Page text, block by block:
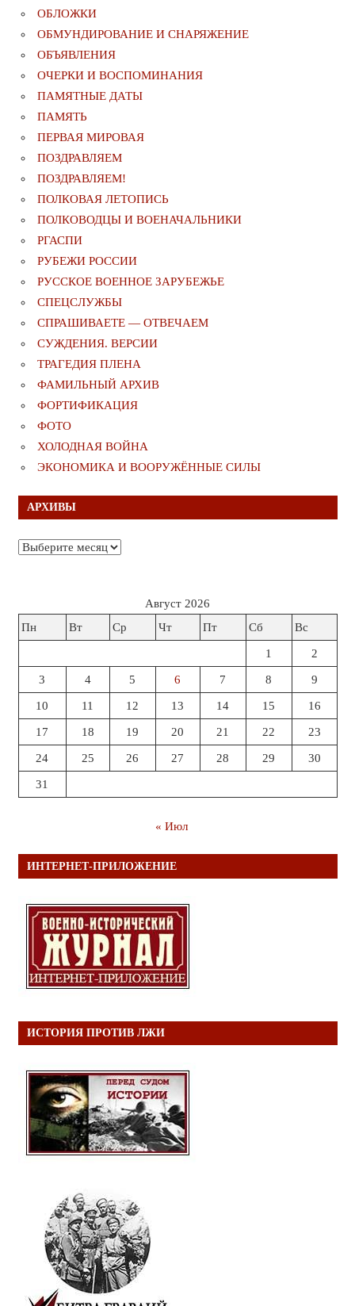
ОБЛОЖКИ
ОБМУНДИРОВАНИЕ И СНАРЯЖЕНИЕ
ОБЪЯВЛЕНИЯ
ОЧЕРКИ И ВОСПОМИНАНИЯ
ПАМЯТНЫЕ ДАТЫ
ПАМЯТЬ
ПЕРВАЯ МИРОВАЯ
ПОЗДРАВЛЯЕМ
ПОЗДРАВЛЯЕМ!
ПОЛКОВАЯ ЛЕТОПИСЬ
ПОЛКОВОДЦЫ И ВОЕНАЧАЛЬНИКИ
РГАСПИ
РУБЕЖИ РОССИИ
РУССКОЕ ВОЕННОЕ ЗАРУБЕЖЬЕ
СПЕЦСЛУЖБЫ
СПРАШИВАЕТЕ — ОТВЕЧАЕМ
СУЖДЕНИЯ. ВЕРСИИ
ТРАГЕДИЯ ПЛЕНА
ФАМИЛЬНЫЙ АРХИВ
ФОРТИФИКАЦИЯ
ФОТО
ХОЛОДНАЯ ВОЙНА
ЭКОНОМИКА И ВООРУЖЁННЫЕ СИЛЫ
АРХИВЫ
Архивы
Август 2026
Пн
Вт Ср Чт Пт Сб Вс
1 2
3 4 5 6 7 8 9
10 11 12 13 14 15 16
17 18 19 20 21 22 23
24 25 26 27 28 29 30
31
« Июл
ИНТЕРНЕТ-ПРИЛОЖЕНИЕ
ИСТОРИЯ ПРОТИВ ЛЖИ